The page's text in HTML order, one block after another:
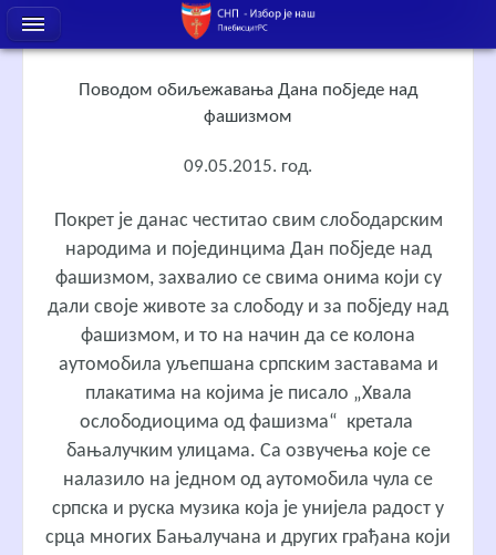
Поводом обиљежавања Дана побједе над
фашизмом
09.05.2015. год.
Покрет је данас честитао свим слободарским
народима и појединцима Дан побједе над
фашизмом, захвалио се свима онима који су
дали своје животе за слободу и за побједу над
фашизмом, и то на начин да се колона
аутомобила уљепшана српским заставама и
плакатима на којима је писало „Хвала
ослободиоцима од фашизма“ кретала
бањалучким улицама. Са озвучења које се
налазило на једном од аутомобила чула се
српска и руска музика која је унијела радост у
срца многих Бањалучана и других грађана који